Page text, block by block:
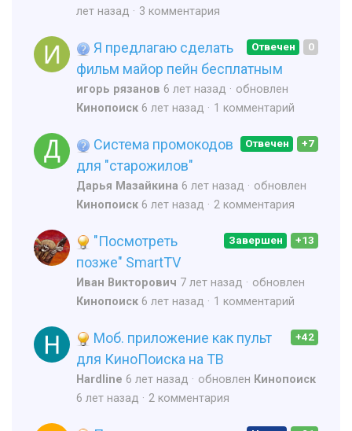
лет назад
3 комментария
0
Отвечен
Я предлагаю сделать
фильм майор пейн бесплатным
игорь рязанов 6 лет назад
обновлен
Кинопоиск 6 лет назад 1 комментарий
+7
Отвечен
Система промокодов
для "старожилов"
Дарья Мазайкина 6 лет назад
обновлен
Кинопоиск 6 лет назад 2 комментария
+13
Завершен
"Посмотреть
позже" SmartTV
Иван Викторович 7 лет назад
обновлен
Кинопоиск 6 лет назад 1 комментарий
+42
Моб. приложение как пульт
для КиноПоиска на ТВ
Hardline 6 лет назад обновлен Кинопоиск
6 лет назад
2 комментария